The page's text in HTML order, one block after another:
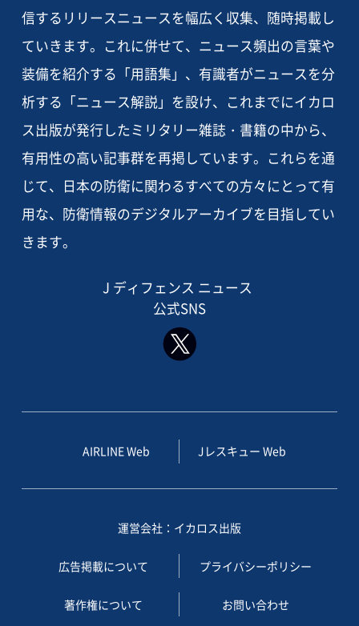
信するリリースニュースを幅広く収集、随時掲載し
ていきます。これに併せて、ニュース頻出の言葉や
装備を紹介する「用語集」、有識者がニュースを分
析する「ニュース解説」を設け、これまでにイカロ
ス出版が発行したミリタリー雑誌・書籍の中から、
有用性の高い記事群を再掲しています。これらを通
じて、日本の防衛に関わるすべての方々にとって有
用な、防衛情報のデジタルアーカイブを目指してい
きます。
J ディフェンス ニュース
公式SNS
AIRLINE Web Jレスキュー Web
運営会社：イカロス出版
広告掲載について プライバシーポリシー
著作権について お問い合わせ